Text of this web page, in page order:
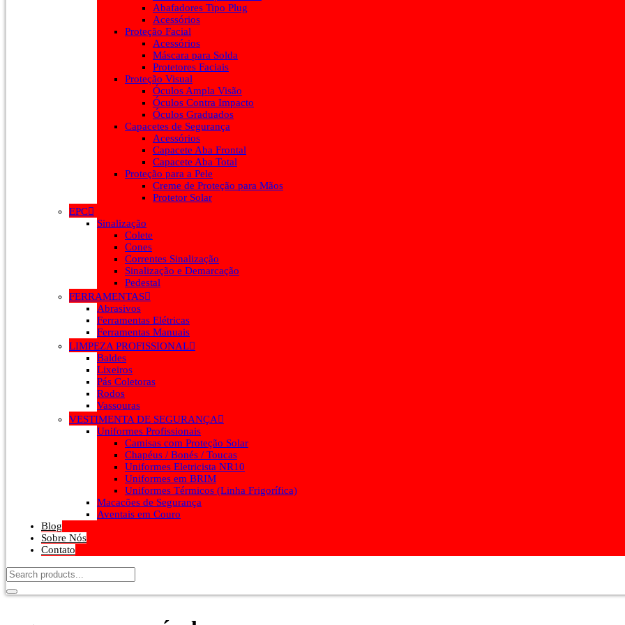
Abafadores Tipo Plug
Acessórios
Proteção Facial
Acessórios
Máscara para Solda
Protetores Faciais
Proteção Visual
Óculos Ampla Visão
Óculos Contra Impacto
Óculos Graduados
Capacetes de Segurança
Acessórios
Capacete Aba Frontal
Capacete Aba Total
Proteção para a Pele
Creme de Proteção para Mãos
Protetor Solar
EPC
Sinalização
Colete
Cones
Correntes Sinalização
Sinalização e Demarcação
Pedestal
FERRAMENTAS
Abrasivos
Ferramentas Elétricas
Ferramentas Manuais
LIMPEZA PROFISSIONAL
Baldes
Lixeiros
Pás Coletoras
Rodos
Vassouras
VESTIMENTA DE SEGURANÇA
Uniformes Profissionais
Camisas com Proteção Solar
Chapéus / Bonés / Toucas
Uniformes Eletricista NR10
Uniformes em BRIM
Uniformes Térmicos (Linha Frigorífica)
Macacões de Segurança
Aventais em Couro
Blog
Sobre Nós
Contato